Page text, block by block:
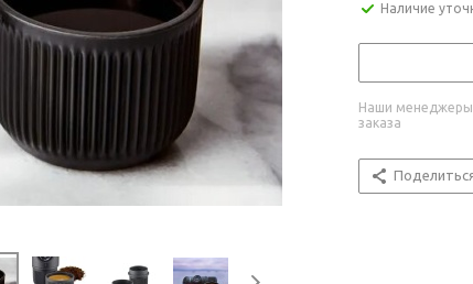
Наличие
Наши менеджеры
заказа